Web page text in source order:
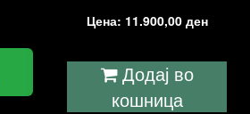
Цена: 11.900,00 ден
Додај во
кошница